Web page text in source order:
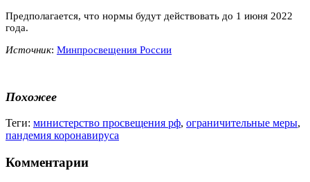
Предполагается, что нормы будут действовать до 1 июня 2022
года.
Источник: Минпросвещения России
Похожее
Теги: министерство просвещения рф, ограничительные меры,
пандемия коронавируса
Комментарии